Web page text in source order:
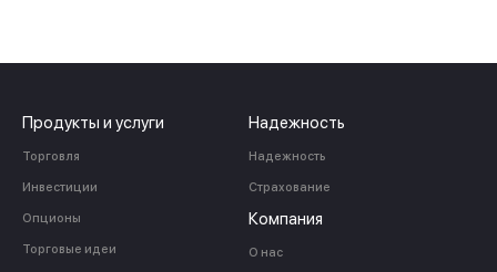
Продукты и услуги
Торговля
Инвестиции
Опционы
Торговые идеи
Надежность
Надежность
Страхование
Компания
О нас